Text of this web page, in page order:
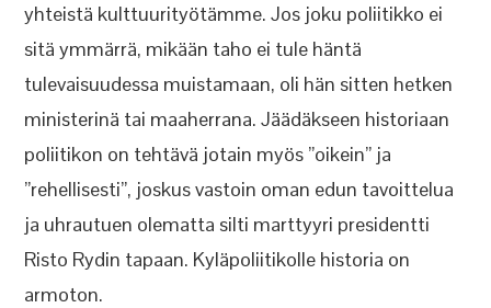
yhteistä kulttuurityötämme. Jos joku poliitikko ei
sitä ymmärrä, mikään taho ei tule häntä
tulevaisuudessa muistamaan, oli hän sitten hetken
ministerinä tai maaherrana. Jäädäkseen historiaan
poliitikon on tehtävä jotain myös ”oikein” ja
”rehellisesti”, joskus vastoin oman edun tavoittelua
ja uhrautuen olematta silti marttyyri presidentti
Risto Rydin tapaan. Kyläpoliitikolle historia on
armoton.